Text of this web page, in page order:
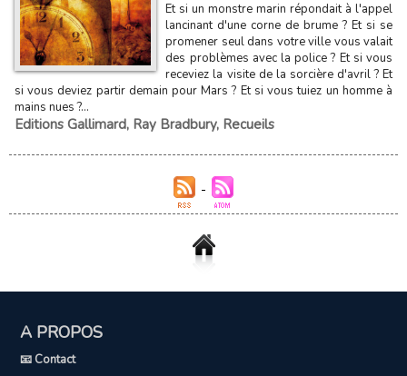
Et si un monstre marin répondait à l'appel
lancinant d'une corne de brume ? Et si se
promener seul dans votre ville vous valait
des problèmes avec la police ? Et si vous
receviez la visite de la sorcière d'avril ? Et
si vous deviez partir demain pour Mars ? Et si vous tuiez un homme à
mains nues ?...
Editions Gallimard, Ray Bradbury, Recueils
A PROPOS
📧 Contact